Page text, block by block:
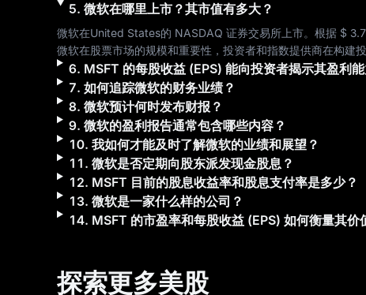
5. 微软在哪里上市？其市值有多大？
微软在United States的 NASDAQ 证券交易所上市。根据 $
微软在股票市场的规模和重要性，投资者和指数提供商在构建
6. MSFT 的每股收益 (EPS) 能向投资者揭示其盈利
7. 如何追踪微软的财务业绩？
8. 微软预计何时发布财报？
9. 微软的盈利报告通常包含哪些内容？
10. 我如何才能及时了解微软的业绩和展望？
11 . 微软是否定期向股东派发现金股息？
12. MSFT 目前的股息收益率和股息支付率是多少？
13. 微软是一家什么样的公司？
14. MSFT 的市盈率和每股收益 (EPS) 如何衡量其价
探索更多美股